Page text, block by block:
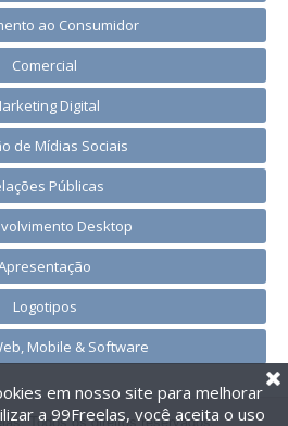
ao Consumidor
Comercial
Digital
de Mídias Sociais
Públicas
Desktop
Logotipos
Mobile & Software
Todos os direitos reservados.
em nosso site para melhorar
a 99Freelas, você aceita o uso